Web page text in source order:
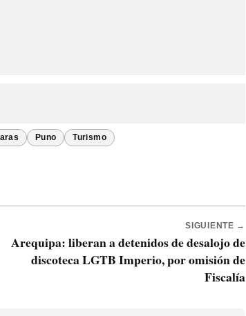
Puno Turismo
SIGUIENTE →
Arequipa: liberan a detenidos de desalojo de
discoteca LGTB Imperio, por omisión de
Fiscalía